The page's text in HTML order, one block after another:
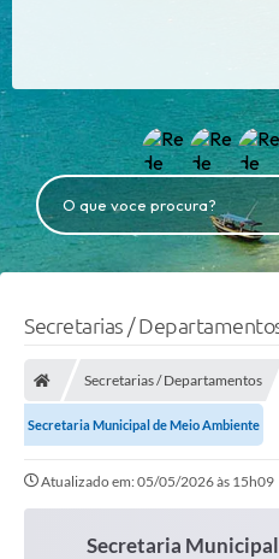
O que voce procura?
Secretarias /
Secretarias / Departamentos
Secretaria Municipal de Meio Ambiente
Atualizado em: 05/05/2026 às 15h09
Secretaria